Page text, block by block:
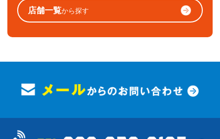
店舗一覧から探す